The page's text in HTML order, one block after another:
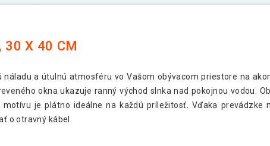
30 X 40 CM
a útulnú atmosféru vo Vašom obývacom priestore na
okna ukazuje ranný východ slnka nad pokojnou vodou.
je plátno ideálne na každú príležitosť. Vďaka prevádzke
o otravný kábel.